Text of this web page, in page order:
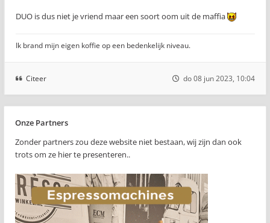
DUO is dus niet je vriend maar een soort oom uit de maffia
Ik brand mijn eigen koffie op een bedenkelijk niveau.
Citeer do 08 jun 2023, 10:04
Onze Partners
Zonder partners zou deze website niet bestaan, wij zijn dan ook
trots om ze hier te presenteren..